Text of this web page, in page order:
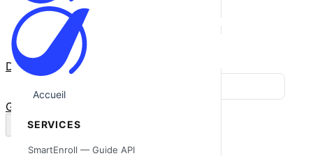
한국어
日本語
中文
Docs
GitHub
Accueil
SERVICES
SmartEnroll — Guide API